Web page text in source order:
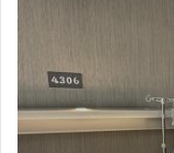
अस्पताल
पहुंचे
सांसद
बृजमोहन